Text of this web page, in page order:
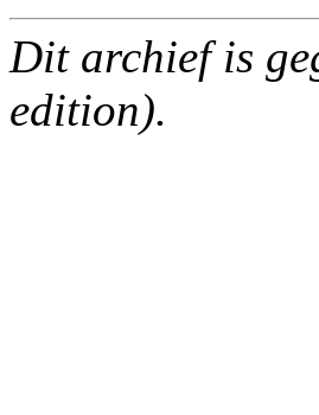
Dit archief is
edition).